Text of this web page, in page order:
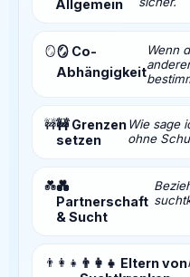
Allgemein
🪞🪞 Co-
Abhängigkeit
Wenn
🚧🚧 Grenzen
setzen
Wie sage
ohne
💑💑
Partnerschaft
& Sucht
👨‍👩‍👧 👨‍👩‍👧 Eltern von